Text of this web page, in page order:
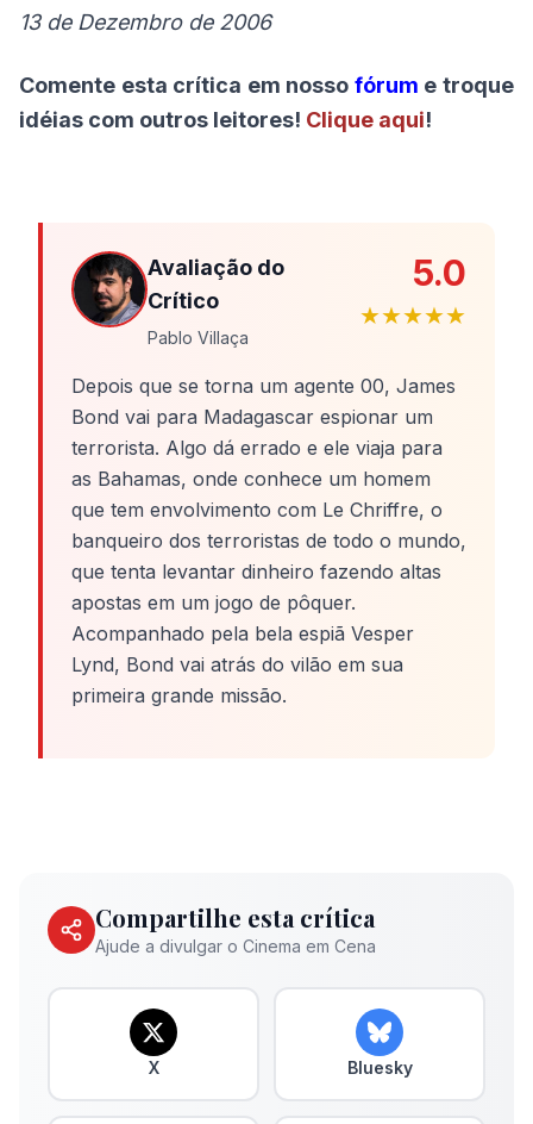
13 de Dezembro de 2006
Comente esta crítica em nosso fórum e troque
idéias com outros leitores! Clique aqui!
Avaliação do
Crítico
Pablo Villaça
5.0
★★★★★
Depois que se torna um agente 00, James
Bond vai para Madagascar espionar um
terrorista. Algo dá errado e ele viaja para
as Bahamas, onde conhece um homem
que tem envolvimento com Le Chriffre, o
banqueiro dos terroristas de todo o mundo,
que tenta levantar dinheiro fazendo altas
apostas em um jogo de pôquer.
Acompanhado pela bela espiã Vesper
Lynd, Bond vai atrás do vilão em sua
primeira grande missão.
Compartilhe esta crítica
Ajude a divulgar o Cinema em Cena
X Bluesky